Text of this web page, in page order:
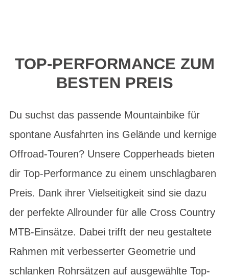
TOP-PERFORMANCE ZUM
BESTEN PREIS
Du suchst das passende Mountainbike für
spontane Ausfahrten ins Gelände und kernige
Offroad-Touren? Unsere Copperheads bieten
dir Top-Performance zu einem unschlagbaren
Preis. Dank ihrer Vielseitigkeit sind sie dazu
der perfekte Allrounder für alle Cross Country
MTB-Einsätze. Dabei trifft der neu gestaltete
Rahmen mit verbesserter Geometrie und
schlanken Rohrsätzen auf ausgewählte Top-